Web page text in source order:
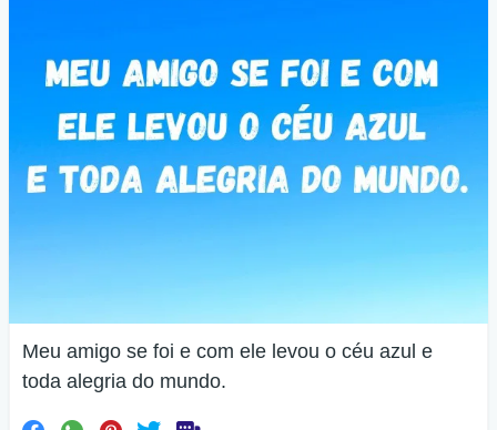
Meu amigo se foi e com ele levou o céu azul e
toda alegria do mundo.